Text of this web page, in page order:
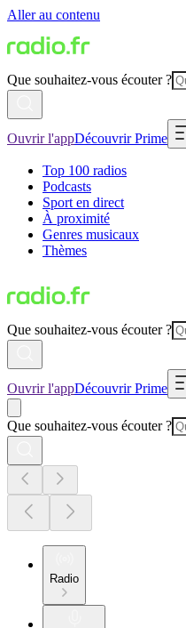
Aller au contenu
Que souhaitez-vous écouter ?
Ouvrir l'appDécouvrir Prime
Top 100 radios
Podcasts
Sport en direct
À proximité
Genres musicaux
Thèmes
Que souhaitez-vous écouter ?
Ouvrir l'appDécouvrir Prime
Que souhaitez-vous écouter ?
Radio